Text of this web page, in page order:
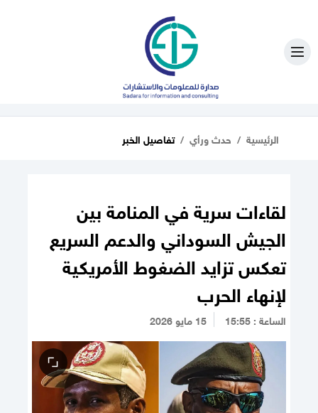
الرئيسية حدث ورأي تفاصيل الخبر
لقاءات سرية في المنامة بين
الجيش السوداني والدعم السريع
تعكس تزايد الضغوط الأمريكية
لإنهاء الحرب
الساعة : 15:55 15 مايو 2026